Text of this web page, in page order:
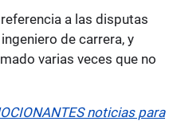
a las disputas
de carrera, y
varias veces que no
noticias para